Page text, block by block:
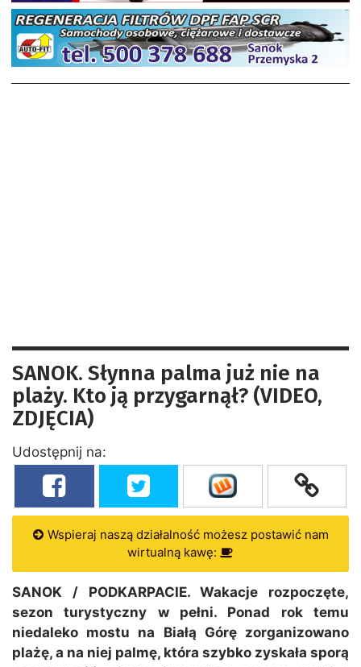
SANOK. Słynna palma już nie na
plaży. Kto ją przygarnął? (VIDEO,
ZDJĘCIA)
Udostępnij na:
Wspieraj naszą działalność możesz postawić nam
wirtualną kawę:
SANOK / PODKARPACIE. Wakacje rozpoczęte,
sezon turystyczny w pełni. Ponad rok temu
niedaleko mostu na Białą Górę zorganizowano
plażę, a na niej palmę, która szybko zyskała sporą